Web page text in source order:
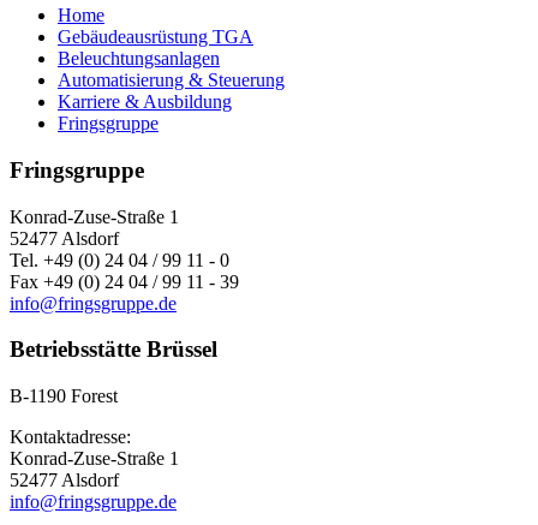
Home
Gebäudeausrüstung TGA
Beleuchtungsanlagen
Automatisierung & Steuerung
Karriere & Ausbildung
Fringsgruppe
Fringsgruppe
Konrad-Zuse-Straße 1
52477 Alsdorf
Tel. +49 (0) 24 04 / 99 11 - 0
Fax +49 (0) 24 04 / 99 11 - 39
info@fringsgruppe.de
Betriebsstätte Brüssel
B-1190 Forest
Kontaktadresse:
Konrad-Zuse-Straße 1
52477 Alsdorf
info@fringsgruppe.de